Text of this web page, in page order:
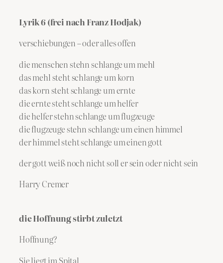
Lyrik 6 (frei nach Franz Hodjak)
verschiebungen – oder alles offen
die menschen stehn schlange um mehl
das mehl steht schlange um korn
das korn steht schlange um ernte
die ernte steht schlange um helfer
die helfer stehn schlange um flugzeuge
die flugzeuge stehn schlange um einen himmel
der himmel steht schlange um einen gott
der gott weiß noch nicht soll er sein oder nicht sein
Harry Cremer
die Hoffnung stirbt zuletzt
Hoffnung?
Sie liegt im Spital